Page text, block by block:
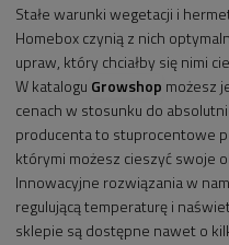
Stałe warunki wegetacji i
Homebox czynią z nich
upraw, który chciałby się nimi
W katalogu Growshop możesz
cenach w stosunku do
producenta to stuprocentowe
którymi możesz cieszyć swoje
Innowacyjne rozwiązania w
regulującą temperaturę i
sklepie są dostępne nawet o